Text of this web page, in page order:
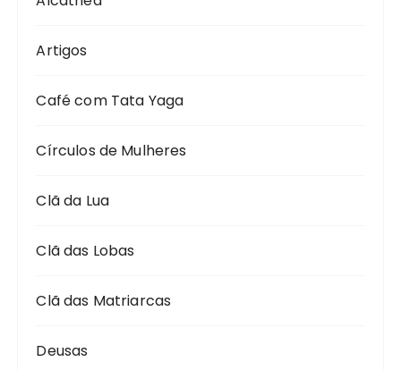
Artigos
Café com Tata Yaga
Círculos de Mulheres
Clã da Lua
Clã das Lobas
Clã das Matriarcas
Deusas